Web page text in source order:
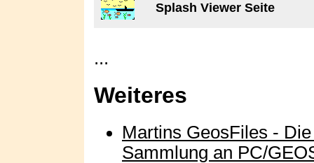
Splash Viewer Seite
...
Weiteres
Martins GeosFiles -
Sammlung an PC/